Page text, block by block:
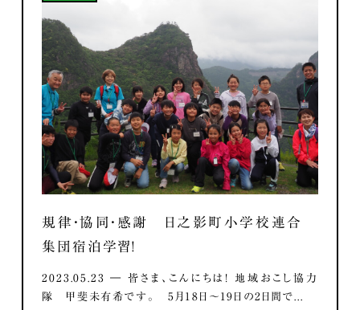
規律・協同・感謝 日之影町小学校連合
集団宿泊学習！
2023.05.23 ― 皆さま、こんにちは！ 地域おこし協力
隊 甲斐未有希です。 5月18日～19日の2日間で...